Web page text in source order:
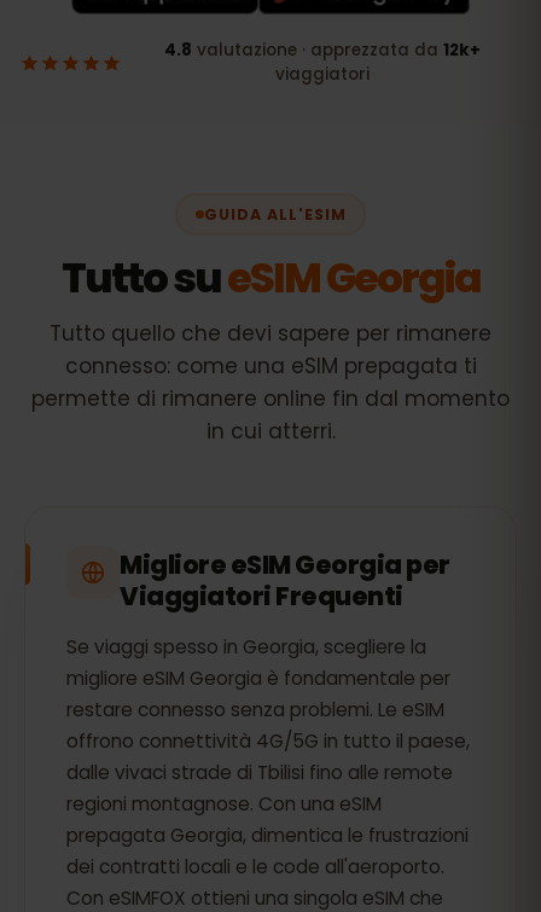
GUIDA ALL'ESIM
Tutto sueSIM Georgia
Tutto quello che devi sapere per rimanere
connesso: come una eSIM prepagata ti
permette di rimanere online fin dal momento
in cui atterri.
Migliore eSIM Georgia per
Viaggiatori Frequenti
Se viaggi spesso in Georgia, scegliere la
migliore eSIM Georgia è fondamentale per
restare connesso senza problemi. Le eSIM
offrono connettività 4G/5G in tutto il paese,
dalle vivaci strade di Tbilisi fino alle remote
regioni montagnose. Con una eSIM
prepagata Georgia, dimentica le frustrazioni
dei contratti locali e le code all'aeroporto.
Con eSIMFOX ottieni una singola eSIM che